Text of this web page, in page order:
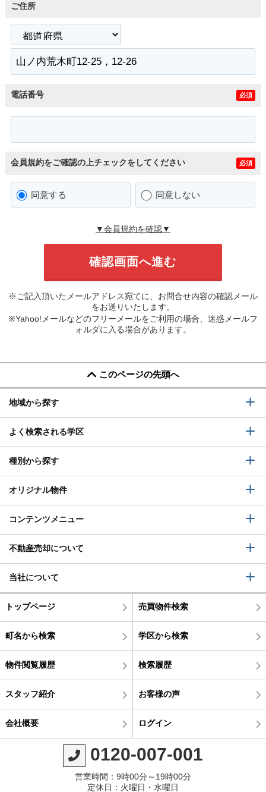
ご住所
電話番号 必須
会員規約をご確認の上チェックをしてください 必須
同意する 同意しない
▼会員規約を確認▼
※ご記入頂いたメールアドレス宛てに、お問合せ内容の確認メール
をお送りいたします。
※Yahoo!メールなどのフリーメールをご利用の場合、迷惑メールフ
ォルダに入る場合があります。
このページの先頭へ
地域から探す
よく検索される学区
種別から探す
オリジナル物件
コンテンツメニュー
不動産売却について
当社について
トップページ 売買物件検索
町名から検索 学区から検索
物件閲覧履歴 検索履歴
スタッフ紹介 お客様の声
会社概要 ログイン
0120-007-001
営業時間：9時00分～19時00分
定休日：火曜日・水曜日